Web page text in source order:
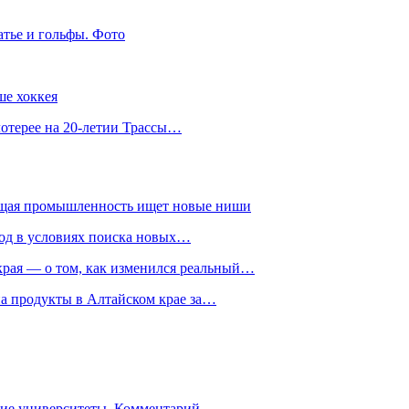
и гольфы. Фото
хоккея
на 20-летии Трассы…
промышленность ищет новые ниши
в условиях поиска новых…
— о том, как изменился реальный…
продукты в Алтайском крае за…